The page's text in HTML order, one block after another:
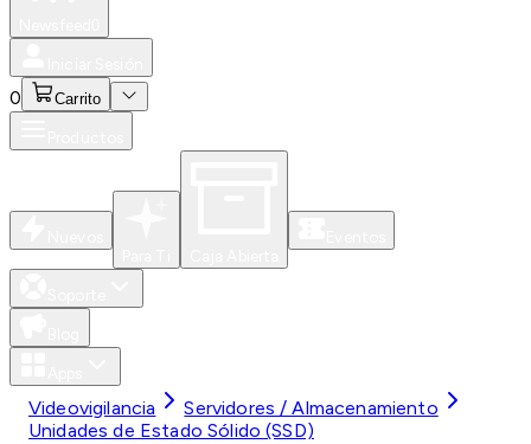
0 Carrito
Videovigilancia
Servidores / Almacenamiento
Unidades de Estado Sólido (SSD)